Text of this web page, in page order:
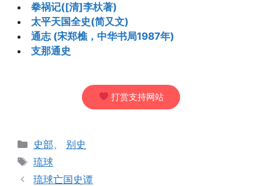
拳祸记([清]李杕著)
太平天国全史(简又文)
通志 (宋郑樵，中华书局1987年)
支那通史
打赏支持网站
分
类
史部、 别史
标
签
琉球
琉球亡国史谭